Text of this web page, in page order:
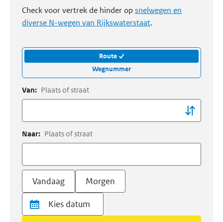
Check voor vertrek de hinder opsnelwegen en
diverse N-wegen van Rijkswaterstaat.
Route
Wegnummer
Van: Plaats of straat
Naar: Plaats of straat
Vandaag Morgen